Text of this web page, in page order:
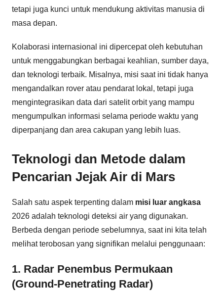
tetapi juga kunci untuk mendukung aktivitas manusia di
masa depan.
Kolaborasi internasional ini dipercepat oleh kebutuhan
untuk menggabungkan berbagai keahlian, sumber daya,
dan teknologi terbaik. Misalnya, misi saat ini tidak hanya
mengandalkan rover atau pendarat lokal, tetapi juga
mengintegrasikan data dari satelit orbit yang mampu
mengumpulkan informasi selama periode waktu yang
diperpanjang dan area cakupan yang lebih luas.
Teknologi dan Metode dalam
Pencarian Jejak Air di Mars
Salah satu aspek terpenting dalam misi luar angkasa
2026 adalah teknologi deteksi air yang digunakan.
Berbeda dengan periode sebelumnya, saat ini kita telah
melihat terobosan yang signifikan melalui penggunaan:
1. Radar Penembus Permukaan
(Ground-Penetrating Radar)